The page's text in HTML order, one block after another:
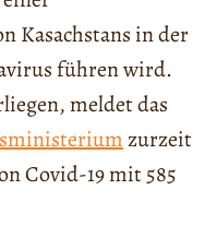
Kasachstans in der
führen wird.
meldet das
zurzeit
Covid-19 mit 585